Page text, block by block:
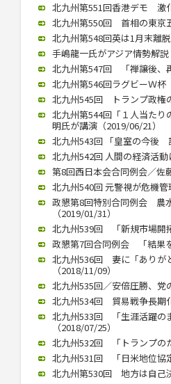
北九州第551回香港デモ 激
北九州第550回 首相の東京
北九州第548回英は1月末離
手嶋龍一氏がアジア情勢解説
北九州第547回 「禅譲後、
北九州第546回ラグビーＷ
北九州545回 トランプ政権
北九州第544回「１人当た
明氏が講演（2019/06/21）
北九州543回 「皇室の今後
北九州542回 人間の経済活
第8回西日本会合同例会／佐
北九州540回 元警視が危機管
政懇第8回特別合同例会 農
（2019/01/31）
北九州539回 「新規市場開
政懇第7回合同例会 「結果
北九州536回 妻に「ありが
（2018/11/09）
北九州535回／安倍圧勝、
北九州534回 貿易戦争長期
北九州533回 「生涯活躍の
（2018/07/25）
北九州532回 「トランプの
北九州531回 「日米地位協
北九州第530回 地方は自己